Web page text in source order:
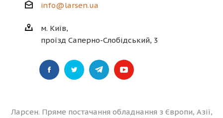
info@larsen.ua
м. Київ,
проїзд Саперно-Слобідський, 3
Ларсен. Пряме постачання обладнання з Європи, Азії,